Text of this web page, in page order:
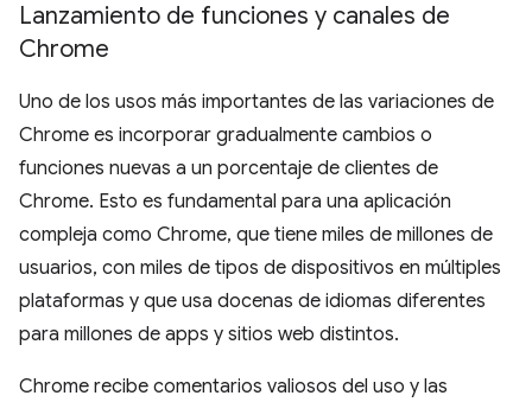
Lanzamiento de funciones y canales de
Chrome
Uno de los usos más importantes de las variaciones de
Chrome es incorporar gradualmente cambios o
funciones nuevas a un porcentaje de clientes de
Chrome. Esto es fundamental para una aplicación
compleja como Chrome, que tiene miles de millones de
usuarios, con miles de tipos de dispositivos en múltiples
plataformas y que usa docenas de idiomas diferentes
para millones de apps y sitios web distintos.
Chrome recibe comentarios valiosos del uso y las